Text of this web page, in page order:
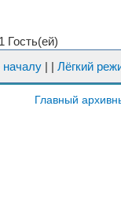
Гость(ей)
началу | | Лёгкий
Главный